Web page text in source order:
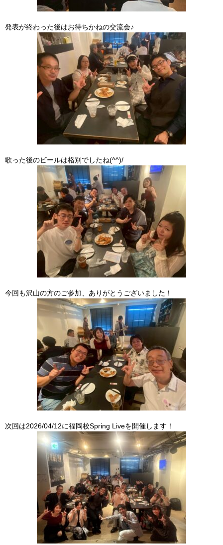
発表が終わった後はお待ちかねの交流会♪
歌った後のビールは格別でしたね(^^)/
今回も沢山の方のご参加、ありがとうございました！
次回は2026/04/12に福岡校Spring Liveを開催します！